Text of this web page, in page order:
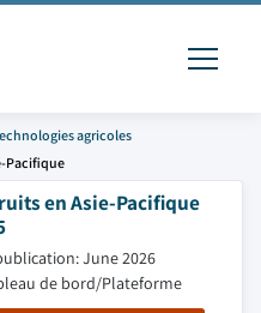
agricoles
Pacifique
en Asie-Pacifique
June 2026
de bord/Plateforme